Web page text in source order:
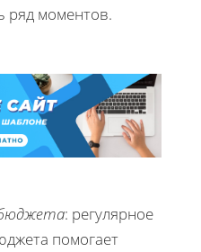
ряд моментов.
: регулярное
помогает